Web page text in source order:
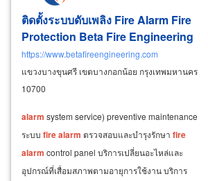
ติดตั้งระบบดับเพลิง FireAlarm Fire
Protection Beta Fire Engineering
https://www.betafireengineering.com
แขวงบางขุนศรี เขตบางกอกน้อย กรุงเทพมหานคร
10700
alarm system service) preventive maintenance
ระบบ firealarm ตรวจสอบและบำรุงรักษา fire
alarm control panel บริการเปลี่ยนอะไหล่และ
อุปกรณ์ที่เสื่อมสภาพตามอายุการใช้งาน บริการ